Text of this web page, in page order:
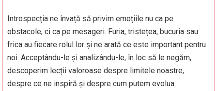
Introspecția ne învață să privim emoțiile nu ca pe
obstacole, ci ca pe mesageri. Furia, tristețea, bucuria sau
frica au fiecare rolul lor și ne arată ce este important pentru
noi. Acceptându-le și analizându-le, în loc să le negăm,
descoperim lecții valoroase despre limitele noastre,
despre ce ne inspiră și despre cum putem evolua.